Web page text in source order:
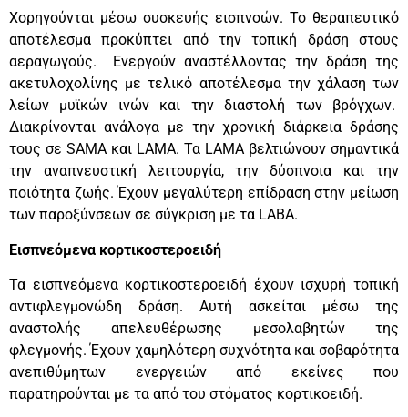
Χορηγούνται μέσω συσκευής εισπνοών. Το θεραπευτικό
αποτέλεσμα προκύπτει από την τοπική δράση στους
αεραγωγούς. Ενεργούν αναστέλλοντας την δράση της
ακετυλοχολίνης με τελικό αποτέλεσμα την χάλαση των
λείων μυϊκών ινών και την διαστολή των βρόγχων.
Διακρίνονται ανάλογα με την χρονική διάρκεια δράσης
τους σε SAMA και LAMA. Τα LAMA βελτιώνουν σημαντικά
την αναπνευστική λειτουργία, την δύσπνοια και την
ποιότητα ζωής. Έχουν μεγαλύτερη επίδραση στην μείωση
των παροξύνσεων σε σύγκριση με τα LABA.
Εισπνεόμενα κορτικοστεροειδή
Τα εισπνεόμενα κορτικοστεροειδή έχουν ισχυρή τοπική
αντιφλεγμονώδη δράση. Αυτή ασκείται μέσω της
αναστολής απελευθέρωσης μεσολαβητών της
φλεγμονής. Έχουν χαμηλότερη συχνότητα και σοβαρότητα
ανεπιθύμητων ενεργειών από εκείνες που
παρατηρούνται με τα από του στόματος κορτικοειδή.